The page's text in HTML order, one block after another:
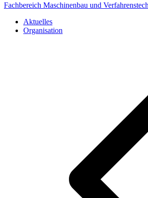
Fachbereich Maschinenbau und
Aktuelles
Organisation